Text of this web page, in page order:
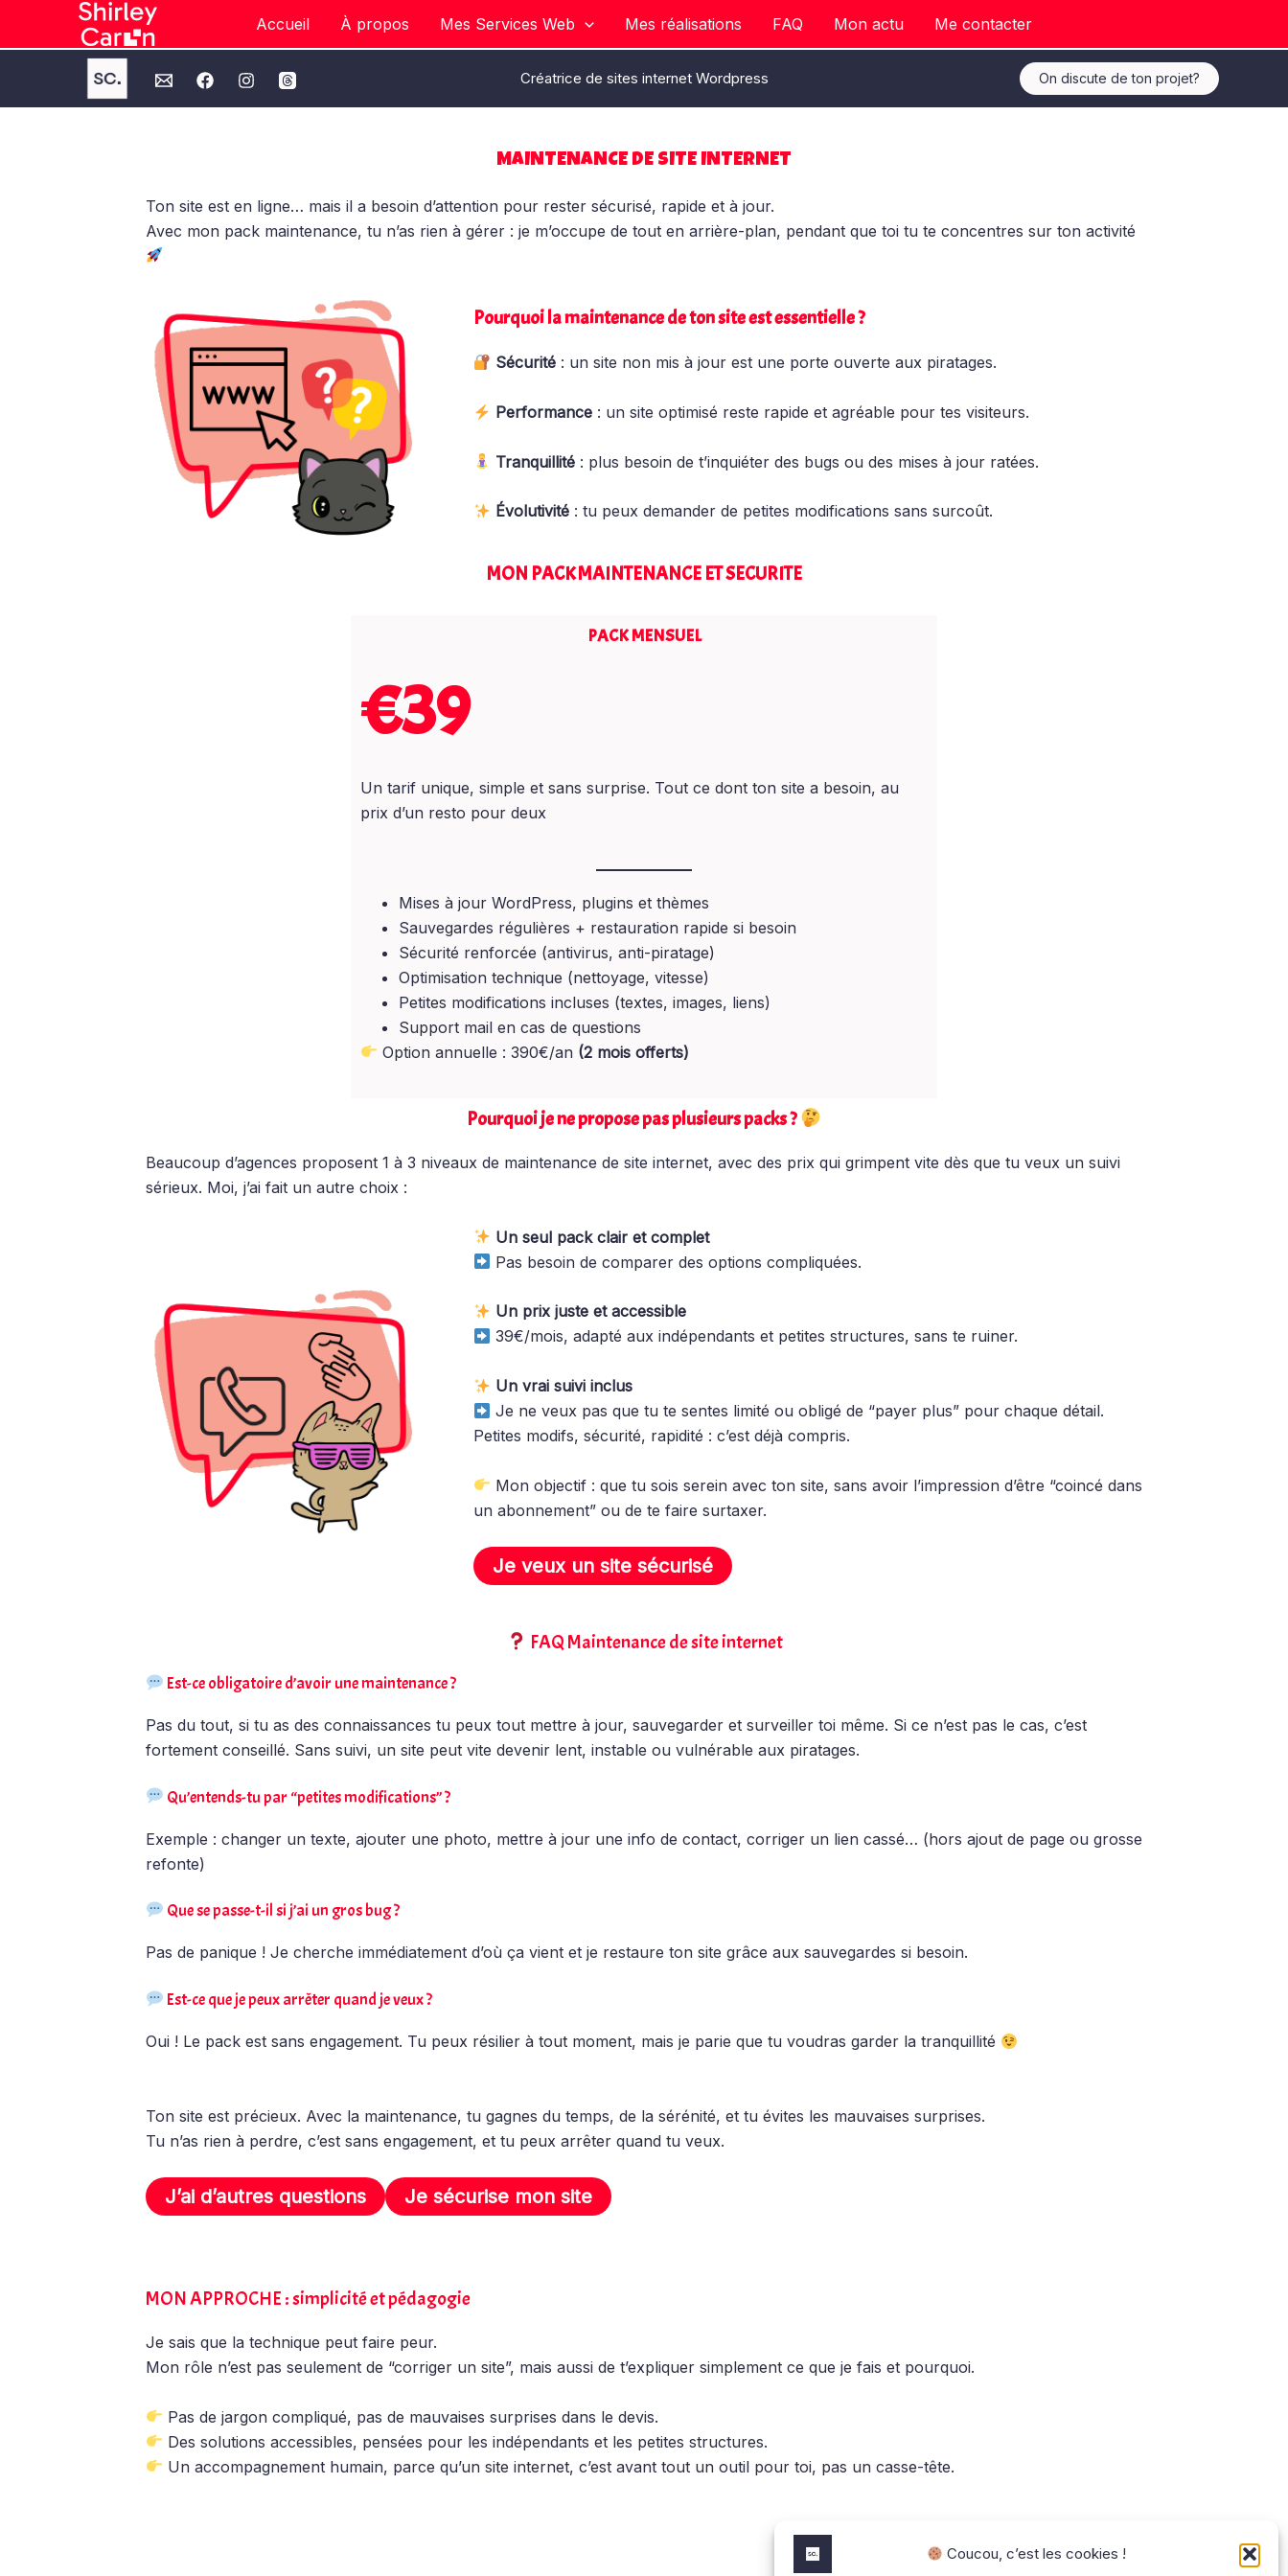
Coucou, c’est les cookies !
Accueil À propos Mes Services Web Mes réalisations FAQ Mon actu Me contacter
Créatrice de sites internet Wordpress On discute de ton projet?
MAINTENANCE DE SITE INTERNET
Ton site est en ligne… mais il a besoin d’attention pour rester sécurisé, rapide et à jour.
Avec mon pack maintenance, tu n’as rien à gérer : je m’occupe de tout en arrière-plan, pendant que toi tu te concentres sur ton activité
Pourquoi la maintenance de ton site est essentielle ?
Sécurité : un site non mis à jour est une porte ouverte aux piratages.
Performance : un site optimisé reste rapide et agréable pour tes visiteurs.
Tranquillité : plus besoin de t’inquiéter des bugs ou des mises à jour ratées.
Évolutivité : tu peux demander de petites modifications sans surcoût.
MON PACK MAINTENANCE ET SECURITE
PACK MENSUEL
€39
Un tarif unique, simple et sans surprise. Tout ce dont ton site a besoin, au
prix d’un resto pour deux
Mises à jour WordPress, plugins et thèmes
Sauvegardes régulières + restauration rapide si besoin
Sécurité renforcée (antivirus, anti-piratage)
Optimisation technique (nettoyage, vitesse)
Petites modifications incluses (textes, images, liens)
Support mail en cas de questions
Option annuelle : 390€/an (2 mois offerts)
Pourquoi je ne propose pas plusieurs packs ?
Beaucoup d’agences proposent 1 à 3 niveaux de maintenance de site internet, avec des prix qui grimpent vite dès que tu veux un suivi
sérieux. Moi, j’ai fait un autre choix :
Un seul pack clair et complet
Pas besoin de comparer des options compliquées.
Un prix juste et accessible
39€/mois, adapté aux indépendants et petites structures, sans te ruiner.
Un vrai suivi inclus
Je ne veux pas que tu te sentes limité ou obligé de “payer plus” pour chaque détail.
Petites modifs, sécurité, rapidité : c’est déjà compris.
Mon objectif : que tu sois serein avec ton site, sans avoir l’impression d’être “coincé dans
un abonnement” ou de te faire surtaxer.
Je veux un site sécurisé
FAQ Maintenance de site internet
Est-ce obligatoire d’avoir une maintenance ?
Pas du tout, si tu as des connaissances tu peux tout mettre à jour, sauvegarder et surveiller toi même. Si ce n’est pas le cas, c’est
fortement conseillé. Sans suivi, un site peut vite devenir lent, instable ou vulnérable aux piratages.
Qu’entends-tu par “petites modifications” ?
Exemple : changer un texte, ajouter une photo, mettre à jour une info de contact, corriger un lien cassé… (hors ajout de page ou grosse
refonte)
Que se passe-t-il si j’ai un gros bug ?
Pas de panique ! Je cherche immédiatement d’où ça vient et je restaure ton site grâce aux sauvegardes si besoin.
Est-ce que je peux arrêter quand je veux ?
Oui ! Le pack est sans engagement. Tu peux résilier à tout moment, mais je parie que tu voudras garder la tranquillité
Ton site est précieux. Avec la maintenance, tu gagnes du temps, de la sérénité, et tu évites les mauvaises surprises.
Tu n’as rien à perdre, c’est sans engagement, et tu peux arrêter quand tu veux.
J’ai d’autres questions Je sécurise mon site
MON APPROCHE : simplicité et pédagogie
Je sais que la technique peut faire peur.
Mon rôle n’est pas seulement de “corriger un site”, mais aussi de t’expliquer simplement ce que je fais et pourquoi.
Pas de jargon compliqué, pas de mauvaises surprises dans le devis.
Des solutions accessibles, pensées pour les indépendants et les petites structures.
Un accompagnement humain, parce qu’un site internet, c’est avant tout un outil pour toi, pas un casse-tête.